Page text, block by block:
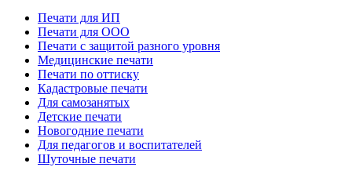
Печати для ИП
Печати для ООО
Печати с защитой разного уровня
Медицинские печати
Печати по оттиску
Кадастровые печати
Для самозанятых
Детские печати
Новогодние печати
Для педагогов и воспитателей
Шуточные печати